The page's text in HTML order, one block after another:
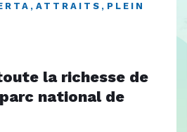
, ATTRAITS , PLEIN
la richesse de
national de